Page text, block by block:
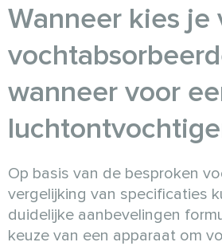
Wanneer kies je
wanneer voor
Op basis van de besproken
vergelijking van specificaties
duidelijke aanbevelingen
keuze van een apparaat om